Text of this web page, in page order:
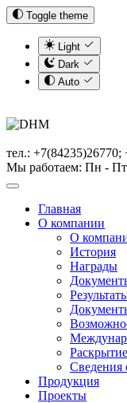
Toggle theme
Light
Dark
Auto
тел.:
Мы работаем: Пн -
Главная
О компании
О
История
Награды
Сведения
Продукция
Проекты